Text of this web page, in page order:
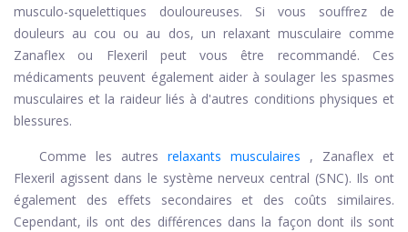
musculo-squelettiques douloureuses. Si vous souffrez de
douleurs au cou ou au dos, un relaxant musculaire comme
Zanaflex ou Flexeril peut vous être recommandé. Ces
médicaments peuvent également aider à soulager les spasmes
musculaires et la raideur liés à d'autres conditions physiques et
blessures.
Comme les autres relaxants musculaires , Zanaflex et
Flexeril agissent dans le système nerveux central (SNC). Ils ont
également des effets secondaires et des coûts similaires.
Cependant, ils ont des différences dans la façon dont ils sont